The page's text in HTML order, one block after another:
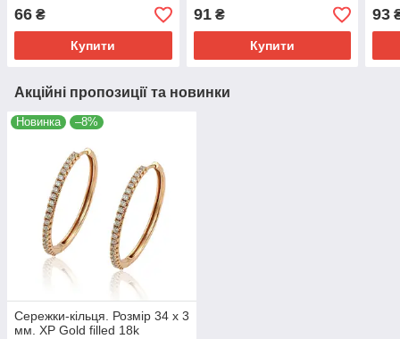
66 ₴
Купити
91₴
Купити
93
Акційні пропозиції та новинки
Новинка –8%
Сережки-кільця. Розмір 34 х 3
мм. ХР Gold filled 18k